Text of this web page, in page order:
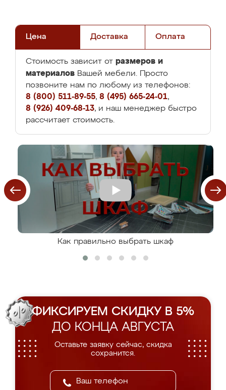
Цена Доставка Оплата
Стоимость зависит от размеров и
материалов Вашей мебели. Просто
позвоните нам по любому из телефонов:
8 (800) 511-89-55, 8 (495) 665-24-01,
8 (926) 409-68-13, и наш менеджер быстро
рассчитает стоимость.
Как правильно выбрать шкаф
ФИКСИРУЕМ СКИДКУ В 5%
ДО КОНЦА АВГУСТА
Оставьте заявку сейчас, скидка
сохранится.